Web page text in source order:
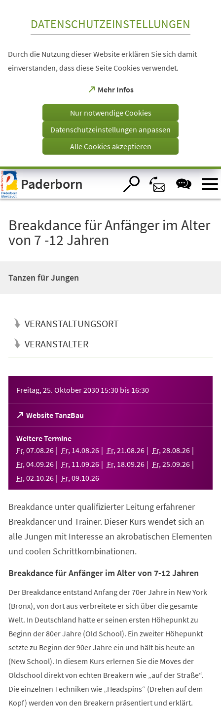
Visuelle
Assistenzsoftware
öffnen.
DATENSCHUTZEINSTELLUNGEN
Durch die Nutzung dieser Website erklären Sie sich damit
einverstanden, dass diese Seite Cookies verwendet.
Mehr Infos
(Öffnet
einem
Tab)
Nur notwendige Cookies
Datenschutzeinstellungen anpassen
Alle Cookies akzeptieren
Paderborn
Breakdance für Anfänger im Alter
von 7 -12 Jahren
Tanzen für Jungen
VERANSTALTUNGSORT
VERANSTALTER
Freitag, 25. Oktober 2030 15:30 bis 16:30
Website TanzBau
(Öffnet
in
einem
neuen
Tab)
Weitere Termine
Fr, 07.08.26 Fr, 14.08.26 Fr, 21 .08.26 Fr, 28.08.26
Fr, 04.09.26 Fr, 11 .09.26 Fr, 18.09.26 Fr, 25.09.26
Fr, 02.10.26 Fr, 09.10.26
Breakdance unter qualifizierter Leitung erfahrener
Breakdancer und Trainer. Dieser Kurs wendet sich an
alle Jungen mit Interesse an akrobatischen Elementen
und coolen Schrittkombinationen.
Breakdance für Anfänger im Alter von 7-12 Jahren
Der Breakdance entstand Anfang der 70er Jahre in New York
(Bronx), von dort aus verbreitete er sich über die gesamte
Welt. In Deutschland hatte er seinen ersten Höhepunkt zu
Beginn der 80er Jahre (Old School). Ein zweiter Höhepunkt
setzte zu Beginn der 90er Jahre ein und hält bis heute an
(New School). In diesem Kurs erlernen Sie die Moves der
Oldschool direkt von echten Breakern wie „auf der Straße“.
Die einzelnen Techniken wie „Headspins“ (Drehen auf dem
Kopf) werden von den Breakern präsentiert und erklärt.